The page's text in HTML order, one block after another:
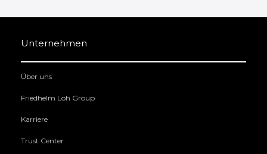
Unternehmen
Über uns
Friedhelm Loh Group
Karriere
Trust Center